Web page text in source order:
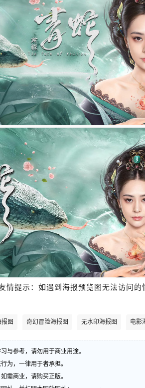
友情提示：如遇到海报预览图无法访问的
图 奇幻冒险海报图 无水印海报图 电影
与参考，请勿用于商业用途。
为，一律用于者承担。
需商业，请购买正版。